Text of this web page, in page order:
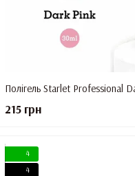
Полігель Starlet Professional
215 грн
4
4